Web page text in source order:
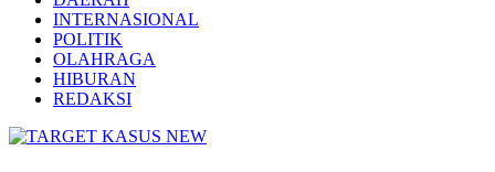
INTERNASIONAL
POLITIK
OLAHRAGA
HIBURAN
REDAKSI